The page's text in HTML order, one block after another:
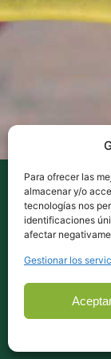
Para ofrecer las
almacenar y/o
tecnologías nos
identificaciones
afectar
Gestionar los